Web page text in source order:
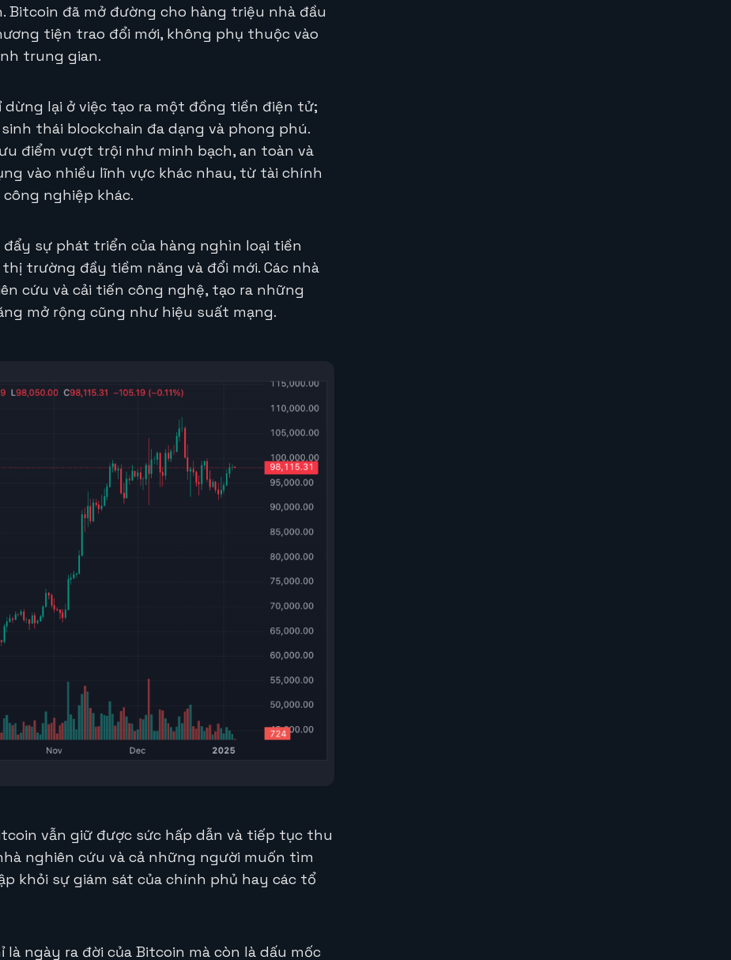
Bitcoin đã mở đường cho hàng triệu nhà đầu
tiện trao đổi mới, không phụ thuộc vào
trung gian.
dừng lại ở việc tạo ra một đồng tiền điện tử;
thái blockchain đa dạng và phong phú.
điểm vượt trội như minh bạch, an toàn và
vào nhiều lĩnh vực khác nhau, từ tài chính
nghiệp khác.
sự phát triển của hàng nghìn loại tiền
trường đầy tiềm năng và đổi mới. Các nhà
cứu và cải tiến công nghệ, tạo ra những
mở rộng cũng như hiệu suất mạng.
vẫn giữ được sức hấp dẫn và tiếp tục thu
nghiên cứu và cả những người muốn tìm
khỏi sự giám sát của chính phủ hay các tổ
ngày ra đời của Bitcoin mà còn là dấu mốc